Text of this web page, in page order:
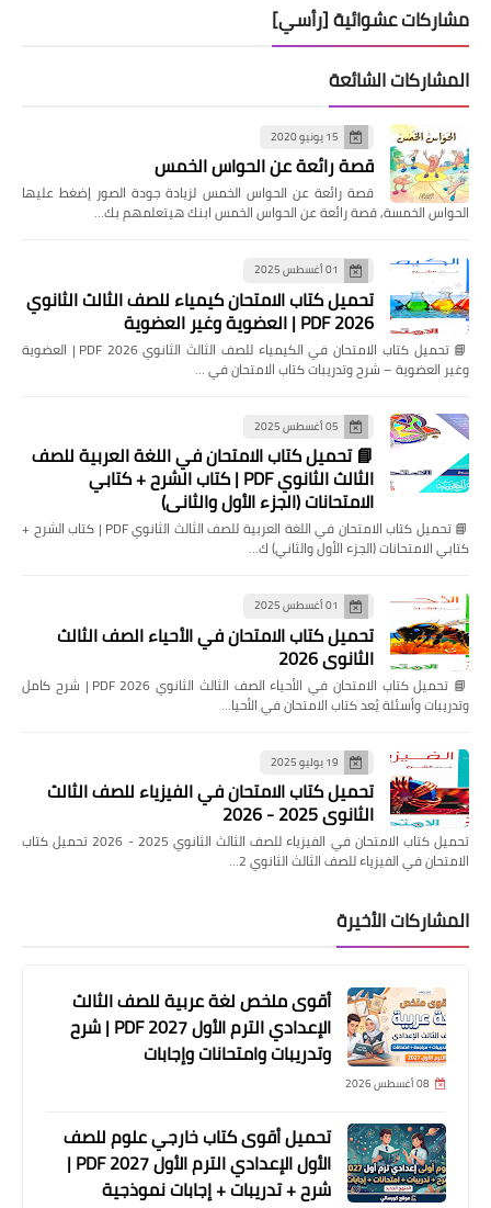
مشاركات عشوائية [رأسي]
المشاركات الشائعة
15 يونيو 2020
قصة رائعة عن الحواس الخمس
قصة رائعة عن الحواس الخمس لزيادة جودة الصور إضغط عليها
الحواس الخمسة, قصة رائعة عن الحواس الخمس ابنك هيتعلمهم بك…
01 أغسطس 2025
تحميل كتاب الامتحان كيمياء للصف الثالث الثانوي
2026 PDF | العضوية وغير العضوية
📘 تحميل كتاب الامتحان في الكيمياء للصف الثالث الثانوي 2026 PDF | العضوية
وغير العضوية – شرح وتدريبات كتاب الامتحان في …
05 أغسطس 2025
📘 تحميل كتاب الامتحان في اللغة العربية للصف
الثالث الثانوي PDF | كتاب الشرح + كتابي
الامتحانات (الجزء الأول والثاني)
📘 تحميل كتاب الامتحان في اللغة العربية للصف الثالث الثانوي PDF | كتاب الشرح +
كتابي الامتحانات (الجزء الأول والثاني) ك…
01 أغسطس 2025
تحميل كتاب الامتحان في الأحياء الصف الثالث
الثانوي 2026
📘 تحميل كتاب الامتحان في الأحياء الصف الثالث الثانوي 2026 PDF | شرح كامل
وتدريبات وأسئلة يُعد كتاب الامتحان في الأحيا…
19 يوليو 2025
تحميل كتاب الامتحان في الفيزياء للصف الثالث
الثانوي 2025 - 2026
تحميل كتاب الامتحان في الفيزياء للصف الثالث الثانوي 2025 - 2026 تحميل كتاب
الامتحان في الفيزياء للصف الثالث الثانوي 2…
المشاركات الأخيرة
أقوى ملخص لغة عربية للصف الثالث
الإعدادي الترم الأول 2027 PDF | شرح
وتدريبات وامتحانات وإجابات
08 أغسطس 2026
تحميل أقوى كتاب خارجي علوم للصف
الأول الإعدادي الترم الأول 2027 PDF |
شرح + تدريبات + إجابات نموذجية